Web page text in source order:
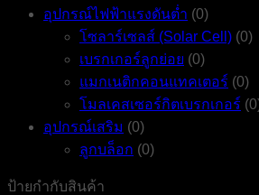
อุปกรณ์ไฟฟ้าแรงดันต่ำ (0)
โซลาร์เซลส์ (Solar Cell) (0)
เบรกเกอร์ลูกย่อย (0)
แมกเนติกคอนแทคเตอร์ (0)
โมลเคสเซอร์กิตเบรกเกอร์
อุปกรณ์เสริม (0)
ลูกบล็อก (0)
ป้ายกำกับสินค้า